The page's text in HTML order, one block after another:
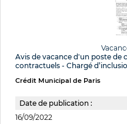
Avis de vacance d'un poste de
contractuels - Chargé
Crédit Municipal de Paris
Date de publication :
16/09/2022